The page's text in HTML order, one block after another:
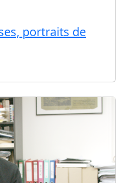
portraits de